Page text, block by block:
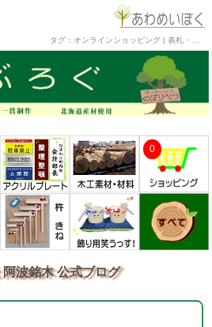
0
阿波銘木 公式ブログ